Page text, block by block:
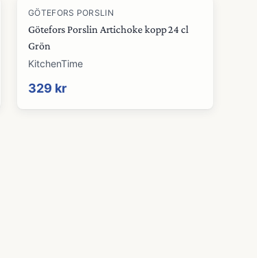
GÖTEFORS PORSLIN
Götefors Porslin Artichoke kopp 24 cl
Grön
KitchenTime
329 kr